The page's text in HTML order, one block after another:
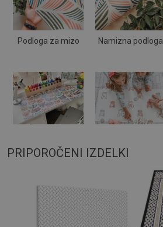
Podloga za mizo Namizna podloga
PRIPOROČENI IZDELKI